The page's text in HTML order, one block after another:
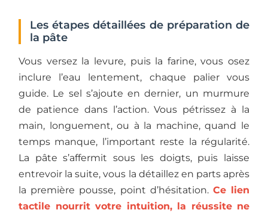
Les étapes détaillées de préparation de
la pâte
Vous versez la levure, puis la farine, vous osez
inclure l’eau lentement, chaque palier vous
guide. Le sel s’ajoute en dernier, un murmure
de patience dans l’action. Vous pétrissez à la
main, longuement, ou à la machine, quand le
temps manque, l’important reste la régularité.
La pâte s’affermit sous les doigts, puis laisse
entrevoir la suite, vous la détaillez en parts après
la première pousse, point d’hésitation. Ce lien
tactile nourrit votre intuition, la réussite ne